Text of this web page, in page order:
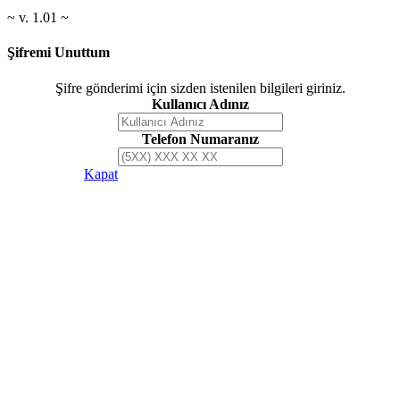
~ v. 1.01 ~
Şifremi Unuttum
Şifre gönderimi için sizden istenilen bilgileri giriniz.
Kullanıcı Adınız
Telefon Numaranız
Kapat